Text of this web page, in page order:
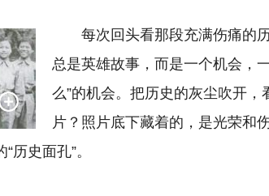
每次回头看那段充满伤痛的
总是英雄故事，而是一个机会，
么”的机会。把历史的灰尘吹开
片？照片底下藏着的，是光荣和
历史面孔”。